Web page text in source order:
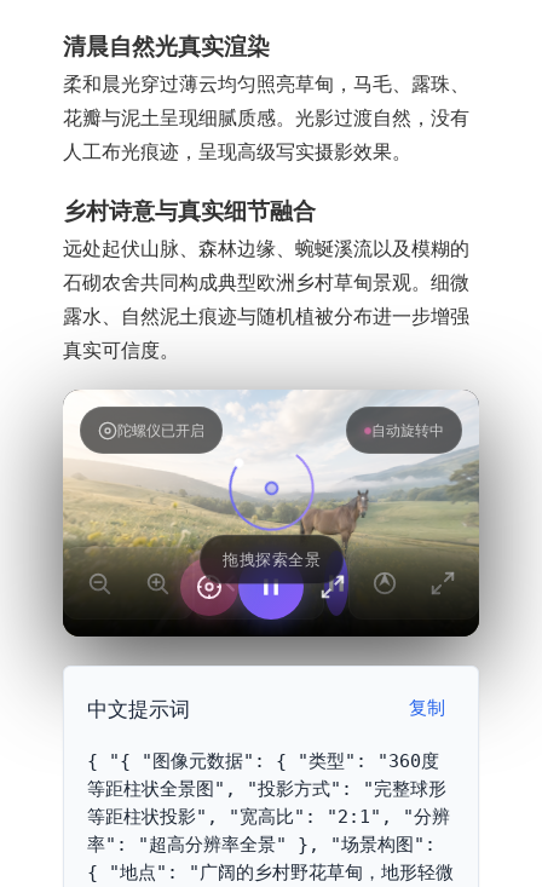
清晨自然光真实渲染
柔和晨光穿过薄云均匀照亮草甸，马毛、露珠、
花瓣与泥土呈现细腻质感。光影过渡自然，没有
人工布光痕迹，呈现高级写实摄影效果。
乡村诗意与真实细节融合
远处起伏山脉、森林边缘、蜿蜒溪流以及模糊的
石砌农舍共同构成典型欧洲乡村草甸景观。细微
露水、自然泥土痕迹与随机植被分布进一步增强
真实可信度。
陀螺仪已开启 自动旋转中
中文提示词 复制
{ "{ "图像元数据": { "类型": "360度
等距柱状全景图", "投影方式": "完整球形
等距柱状投影", "宽高比": "2:1", "分辨
率": "超高分辨率全景" }, "场景构图":
{ "地点": "广阔的乡村野花草甸，地形轻微